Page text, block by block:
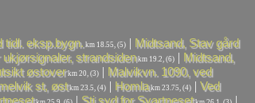
tidl. eksp.bygn. km 18.55, (5) | Midtsand, Stav gård
strandsidenkm 19.2, (6) | Midtsand,
østoverkm 20, (3) | Malvikvn. 1090, ved
st, østkm 23.5, (4) | Homlakm 23.75, (4) | Ved